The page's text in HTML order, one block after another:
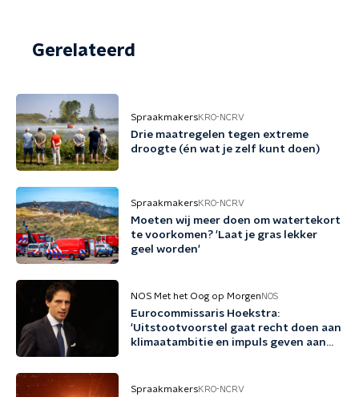
Gerelateerd
SpraakmakersKRO-NCRV
Drie maatregelen tegen extreme
droogte (én wat je zelf kunt doen)
SpraakmakersKRO-NCRV
Moeten wij meer doen om watertekort
te voorkomen? 'Laat je gras lekker
geel worden'
NOS Met het Oog op Morgen NOS
Eurocommissaris Hoekstra:
'Uitstootvoorstel gaat recht doen aan
klimaatambitie en impuls geven aan
SpraakmakersKRO-NCRV